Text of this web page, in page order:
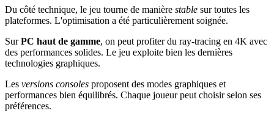
Du côté technique, le jeu tourne de manière stable sur toutes les
plateformes. L'optimisation a été particulièrement soignée.
SurPC haut de gamme, on peut profiter du ray-tracing en 4K avec
des performances solides. Le jeu exploite bien les dernières
technologies graphiques.
Les versions consoles proposent des modes graphiques et
performances bien équilibrés. Chaque joueur peut choisir selon ses
préférences.